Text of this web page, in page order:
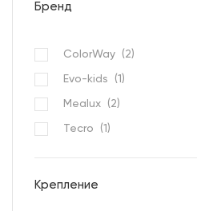
Бренд
ColorWay (2)
Evo-kids (1 )
Mealux (2)
Tecro (1 )
Крепление